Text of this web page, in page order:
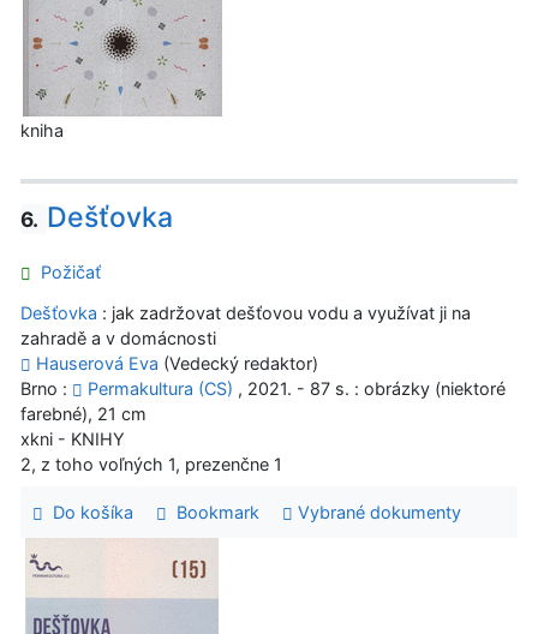
kniha
6. Dešťovka
Požičať
Dešťovka : jak zadržovat dešťovou vodu a využívat ji na
zahradě a v domácnosti
Hauserová Eva (Vedecký redaktor)
Brno :
Permakultura (CS) , 2021. - 87 s. : obrázky (niektoré
farebné), 21 cm
xkni - KNIHY
2, z toho voľných 1, prezenčne 1
Do košíka Bookmark Vybrané dokumenty